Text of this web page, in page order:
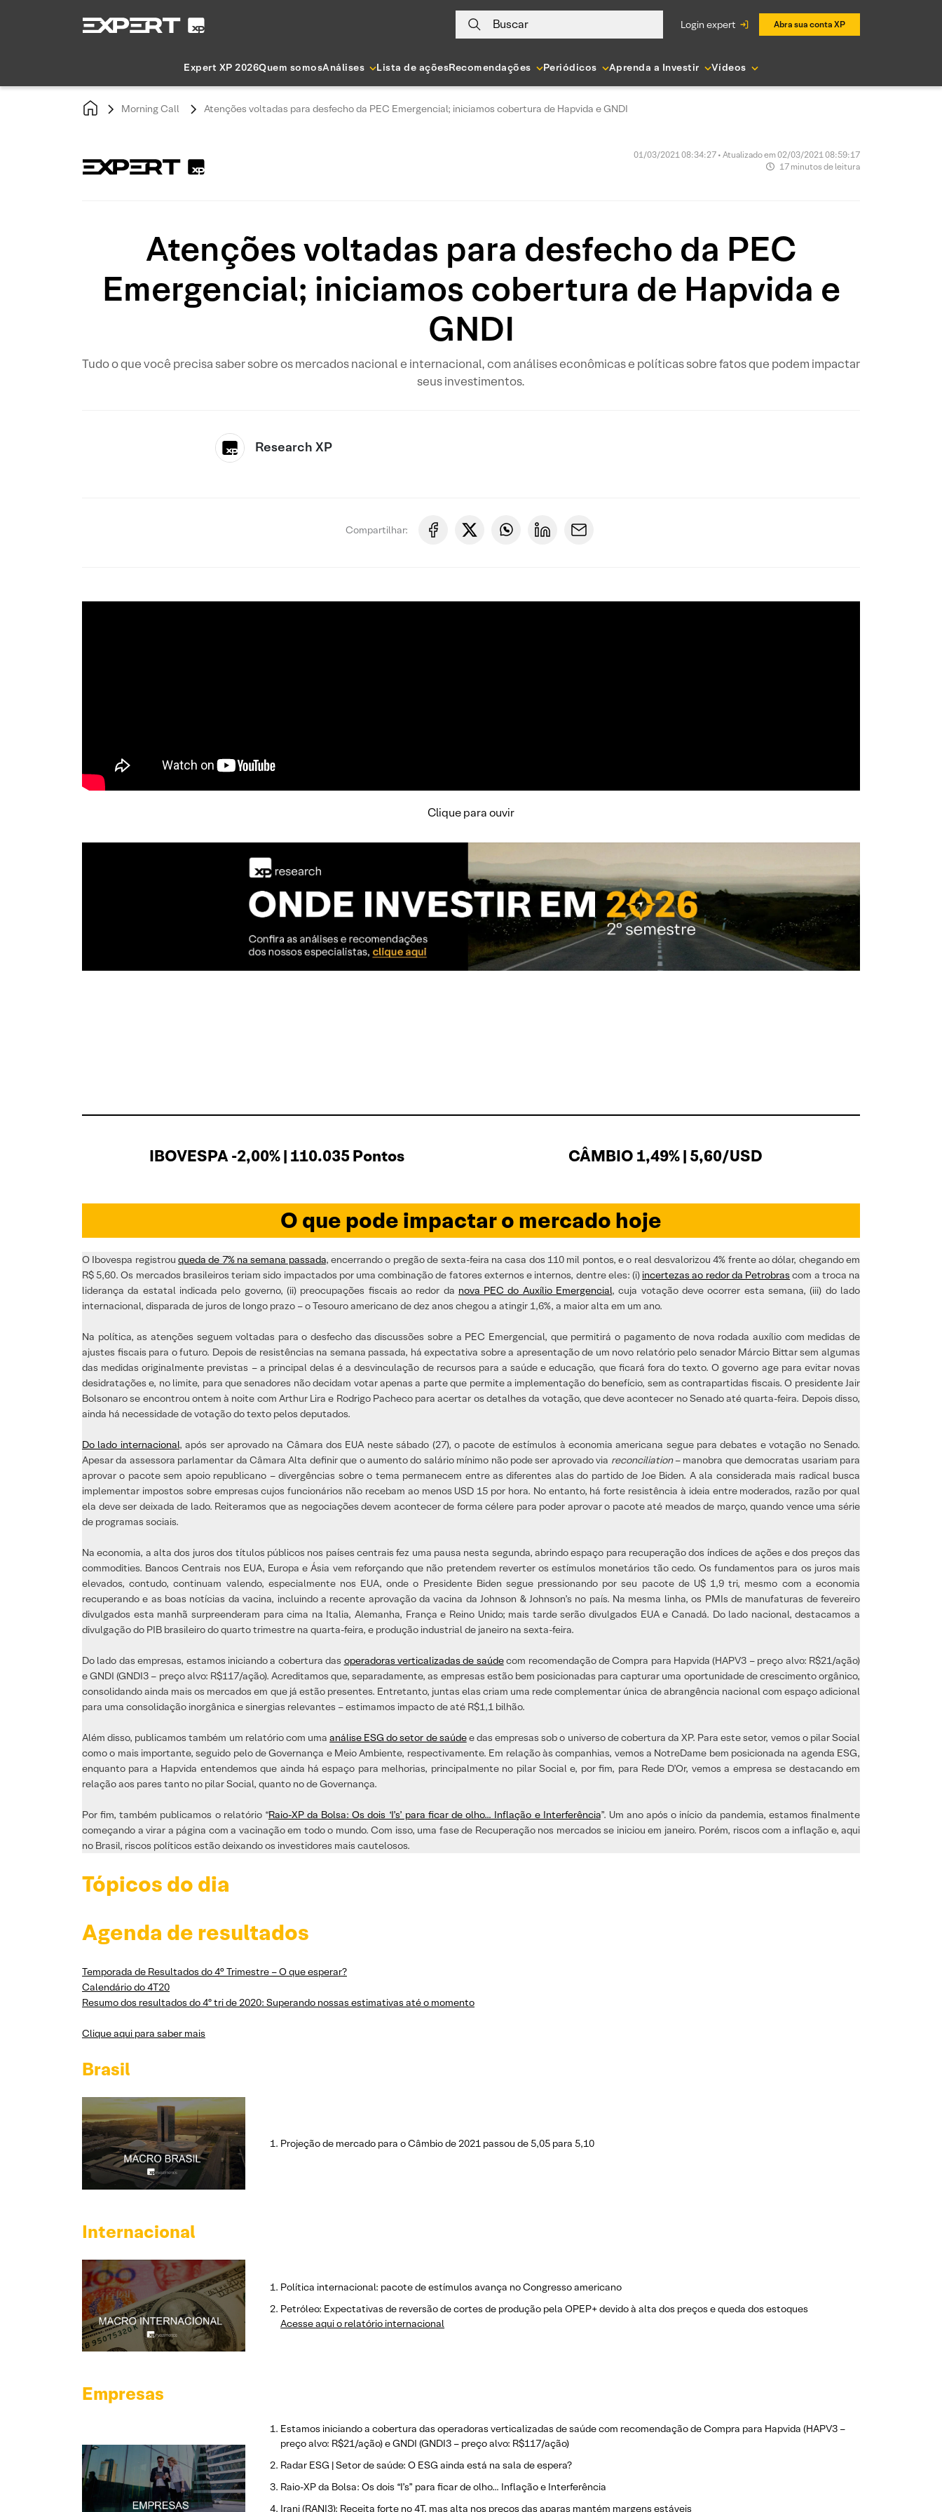
Buscar login expert Abra sua conta XP
Expert XP 2026Quem somosAnálises Lista de açõesRecomendações Periódicos Aprenda a Investir Vídeos
Morning Call Atenções voltadas para desfecho da PEC Emergencial; iniciamos cobertura de Hapvida e GNDI
01/03/2021 08:34:27 • Atualizado em 02/03/2021 08:59:17
17 minutos de leitura
Atenções voltadas para desfecho da PEC
Emergencial; iniciamos cobertura de Hapvida e
GNDI
Tudo o que você precisa saber sobre os mercados nacional e internacional, com análises econômicas e políticas sobre fatos que podem impactar
seus investimentos.
Research XP
Compartilhar:
Clique para ouvir
IBOVESPA -2,00% | 110.035 Pontos CÂMBIO 1,49% | 5,60/USD
O que pode impactar o mercado hoje
O Ibovespa registrouqueda de 7% na semana passada, encerrando o pregão de sexta-feira na casa dos 110 mil pontos, e o real desvalorizou 4% frente ao dólar, chegando em
R$ 5,60. Os mercados brasileiros teriam sido impactados por uma combinação de fatores externos e internos, dentre eles: (i) incertezas ao redor da Petrobras com a troca na
liderança da estatal indicada pelo governo, (ii) preocupações fiscais ao redor da nova PEC do Auxílio Emergencial, cuja votação deve ocorrer esta semana, (iii) do lado
internacional, disparada de juros de longo prazo – o Tesouro americano de dez anos chegou a atingir 1,6%, a maior alta em um ano.
Na política, as atenções seguem voltadas para o desfecho das discussões sobre a PEC Emergencial, que permitirá o pagamento de nova rodada auxílio com medidas de
ajustes fiscais para o futuro. Depois de resistências na semana passada, há expectativa sobre a apresentação de um novo relatório pelo senador Márcio Bittar sem algumas
das medidas originalmente previstas – a principal delas é a desvinculação de recursos para a saúde e educação, que ficará fora do texto. O governo age para evitar novas
desidratações e, no limite, para que senadores não decidam votar apenas a parte que permite a implementação do benefício, sem as contrapartidas fiscais. O presidente Jair
Bolsonaro se encontrou ontem à noite com Arthur Lira e Rodrigo Pacheco para acertar os detalhes da votação, que deve acontecer no Senado até quarta-feira. Depois disso,
ainda há necessidade de votação do texto pelos deputados.
Do lado internacional, após ser aprovado na Câmara dos EUA neste sábado (27), o pacote de estímulos à economia americana segue para debates e votação no Senado.
Apesar da assessora parlamentar da Câmara Alta definir que o aumento do salário mínimo não pode ser aprovado via reconciliation– manobra que democratas usariam para
aprovar o pacote sem apoio republicano – divergências sobre o tema permanecem entre as diferentes alas do partido de Joe Biden. A ala considerada mais radical busca
implementar impostos sobre empresas cujos funcionários não recebam ao menos USD 15 por hora. No entanto, há forte resistência à ideia entre moderados, razão por qual
ela deve ser deixada de lado. Reiteramos que as negociações devem acontecer de forma célere para poder aprovar o pacote até meados de março, quando vence uma série
de programas sociais.
Na economia, a alta dos juros dos títulos públicos nos países centrais fez uma pausa nesta segunda, abrindo espaço para recuperação dos índices de ações e dos preços das
commodities. Bancos Centrais nos EUA, Europa e Ásia vem reforçando que não pretendem reverter os estímulos monetários tão cedo. Os fundamentos para os juros mais
elevados, contudo, continuam valendo, especialmente nos EUA, onde o Presidente Biden segue pressionando por seu pacote de U$ 1,9 tri, mesmo com a economia
recuperando e as boas notícias da vacina, incluindo a recente aprovação da vacina da Johnson & Johnson’s no país. Na mesma linha, os PMIs de manufaturas de fevereiro
divulgados esta manhã surpreenderam para cima na Italia, Alemanha, França e Reino Unido; mais tarde serão divulgados EUA e Canadá. Do lado nacional, destacamos a
divulgação do PIB brasileiro do quarto trimestre na quarta-feira, e produção industrial de janeiro na sexta-feira.
Do lado das empresas, estamos iniciando a cobertura das operadoras verticalizadas de saúdecom recomendação de Compra para Hapvida (HAPV3 – preço alvo: R$21/ação)
e GNDI (GNDI3 – preço alvo: R$117/ação). Acreditamos que, separadamente, as empresas estão bem posicionadas para capturar uma oportunidade de crescimento orgânico,
consolidando ainda mais os mercados em que já estão presentes. Entretanto, juntas elas criam uma rede complementar única de abrangência nacional com espaço adicional
para uma consolidação inorgânica e sinergias relevantes – estimamos impacto de até R$1,1 bilhão.
Além disso, publicamos também um relatório com umaanálise ESG do setor de saúdee das empresas sob o universo de cobertura da XP. Para este setor, vemos o pilar Social
como o mais importante, seguido pelo de Governança e Meio Ambiente, respectivamente. Em relação às companhias, vemos a NotreDame bem posicionada na agenda ESG,
enquanto para a Hapvida entendemos que ainda há espaço para melhorias, principalmente no pilar Social e, por fim, para Rede D’Or, vemos a empresa se destacando em
relação aos pares tanto no pilar Social, quanto no de Governança.
Por fim, também publicamos o relatório “Raio-XP da Bolsa: Os dois ‘I’s’ para ficar de olho… Inflação e Interferência”. Um ano após o início da pandemia, estamos finalmente
começando a virar a página com a vacinação em todo o mundo. Com isso, uma fase de Recuperação nos mercados se iniciou em janeiro. Porém, riscos com a inflação e, aqui
no Brasil, riscos políticos estão deixando os investidores mais cautelosos.
Tópicos do dia
Agenda de resultados
Temporada de Resultados do 4° Trimestre – O que esperar?
Calendário do 4T20
Resumo dos resultados do 4º tri de 2020: Superando nossas estimativas até o momento
Clique aqui para saber mais
Brasil
Projeção de mercado para o Câmbio de 2021 passou de 5,05 para 5,10
Internacional
Política internacional: pacote de estímulos avança no Congresso americano
Petróleo: Expectativas de reversão de cortes de produção pela OPEP+ devido à alta dos preços e queda dos estoques
Acesse aqui o relatório internacional
Empresas
Estamos iniciando a cobertura das operadoras verticalizadas de saúde com recomendação de Compra para Hapvida (HAPV3 –
preço alvo: R$21/ação) e GNDI (GNDI3 – preço alvo: R$117/ação)
Radar ESG | Setor de saúde: O ESG ainda está na sala de espera?
Raio-XP da Bolsa: Os dois “I’s” para ficar de olho… Inflação e Interferência
Irani (RANI3): Receita forte no 4T, mas alta nos preços das aparas mantém margens estáveis